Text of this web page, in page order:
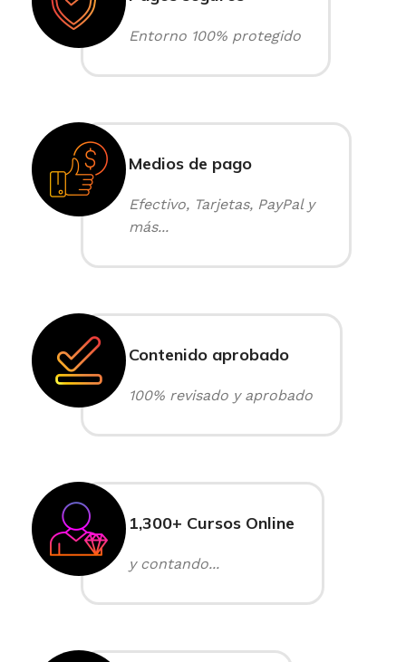
Entorno 100% protegido
Medios de pago
Efectivo, Tarjetas, PayPal y
más...
Contenido aprobado
100% revisado y aprobado
1,300+ Cursos Online
y contando...